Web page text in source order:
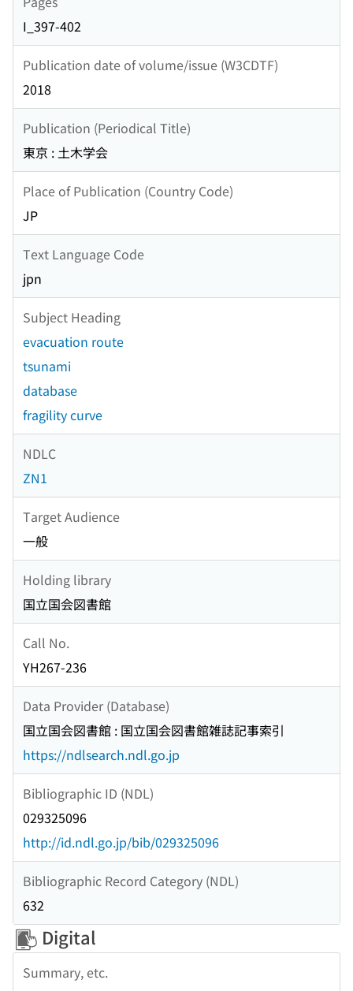
I_397-402
Publication date of volume/issue (W3CDTF)
2018
Publication (Periodical Title)
東京 : 土木学会
Place of Publication (Country Code)
JP
Text Language Code
jpn
Subject Heading
evacuation route
tsunami
database
fragility curve
NDLC
ZN1
Target Audience
一般
Holding library
国立国会図書館
Call No.
YH267-236
Data Provider (Database)
国立国会図書館 : 国立国会図書館雑誌記事索引
https://ndlsearch.ndl.go.jp
Bibliographic ID (NDL)
029325096
http://id.ndl.go.jp/bib/029325096
Bibliographic Record Category (NDL)
632
Digital
Summary, etc.